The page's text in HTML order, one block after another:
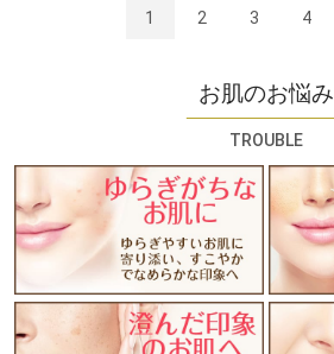
1 2 3 4
お肌のお悩み
TROUBLE